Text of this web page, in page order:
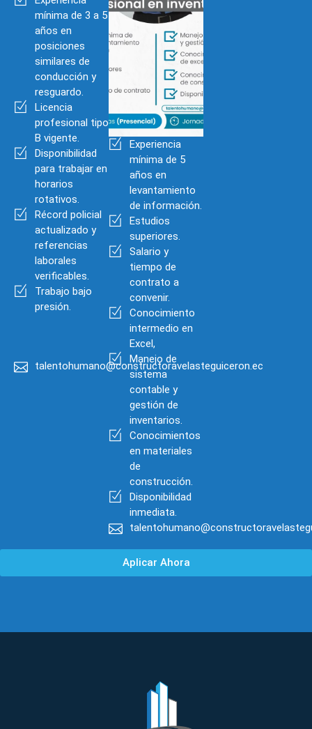
mínima de 3 a 5
años en
posiciones
similares de
conducción y
resguardo.
Licencia
profesional tipo
B vigente.
Disponibilidad
para trabajar en
horarios
rotativos.
Récord policial
actualizado y
referencias
laborales
verificables.
Trabajo bajo
presión.
talentohumano@constructoravelasteguiceron.ec
Experiencia
mínima de 5
años en
levantamiento
de información.
Estudios
superiores.
Salario y
tiempo de
contrato a
convenir.
Conocimiento
intermedio en
Excel,
Manejo de
sistema
contable y
gestión de
inventarios.
Conocimientos
en materiales
de
construcción.
Disponibilidad
inmediata.
Aplicar Ahora